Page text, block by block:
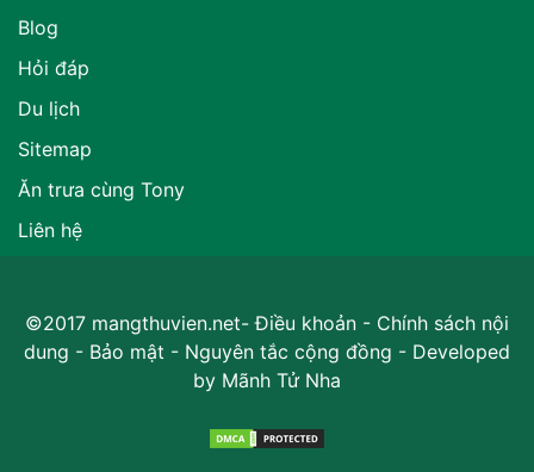
Blog
Hỏi đáp
Du lịch
Sitemap
Ăn trưa cùng Tony
Liên hệ
©2017 mangthuvien.net-Điều khoản - Chính sách nội
dung - Bảo mật - Nguyên tắc cộng đồng - Developed
by Mãnh Tử Nha